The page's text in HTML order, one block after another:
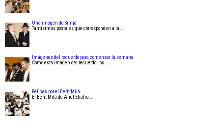
Una imagen de Simjá
Tantísimas postales que corresponden a la …
Imágenes del recuerdo para comenzar la semana
Como esta imagen del recuerdo, los …
Felices por el Berit Milá
El Berit Milá de Ariel Eliahu …